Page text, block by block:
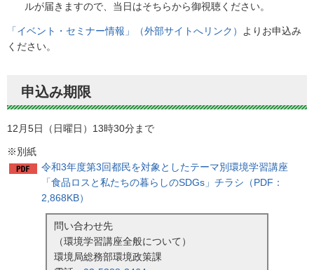
ルが届きますので、当日はそちらから御視聴ください。
「イベント・セミナー情報」（外部サイトへリンク）
よりお申込み
ください。
申込み期限
12月5日（日曜日）13時30分まで
※別紙
令和3年度第3回都民を対象としたテーマ別環境学習講座
「食品ロスと私たちの暮らしのSDGs」チラシ（PDF：
2,868KB）
問い合わせ先
（環境学習講座全般について）
環境局総務部環境政策課